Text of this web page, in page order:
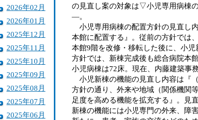
2026年02月
2026年01月
2025年12月
2025年11月
2025年10月
2025年09月
2025年08月
2025年07月
2025年06月
の見直し案の対象は▽小児専用病棟
―。
小児専用病棟の配置方針の見直し
本館に配置する』。従前の方針では
本館9階を改修・移転した後に、小
方針では、新棟完成後も総合病院本
小児病棟は72床。現在、内藤建築事
小児新棟の機能の見直し内容は『
方針の通り、外来や地域（関係機関
足度を高める機能を拡充する』。見
新棟の機能には小児専門の外来、障